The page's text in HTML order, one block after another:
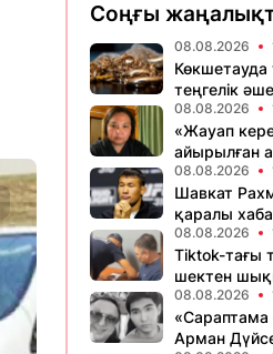
Соңғы
08.08.2026
теңгелік
08.08.2026
«Жауап
айырылған
08.08.2026
Шавкат
қаралы
08.08.2026
Tiktok-тағы
шектен
08.08.2026
«Сараптама
Арман